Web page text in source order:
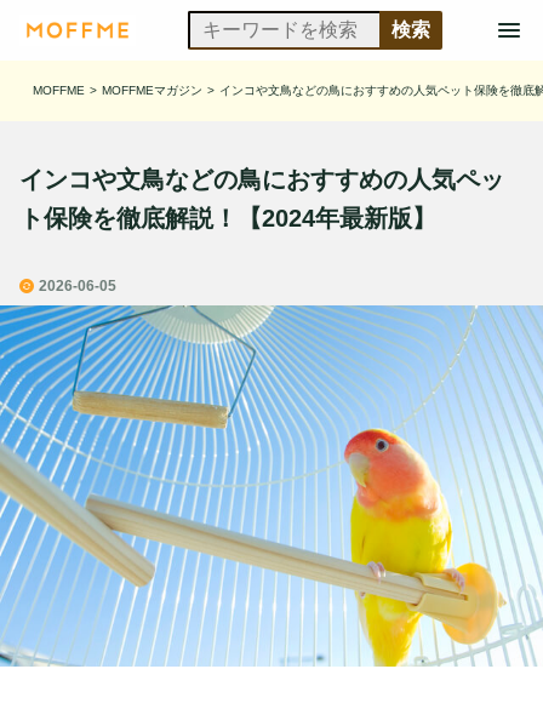
MOFFME > MOFFMEマガジン > インコや文鳥などの鳥におすすめの人気ペット保険を徹底
インコや文鳥などの鳥におすすめの人気ペッ
ト保険を徹底解説！【2024年最新版】
2026-06-05